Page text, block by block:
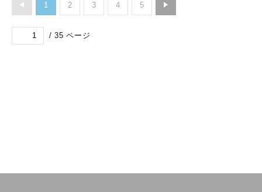
1 2 3 4 5
/ 35 ページ